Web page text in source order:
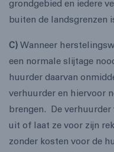
grondgebied en iedere
buiten de landsgrenzen
C) Wanneer
een normale slijtage
huurder daarvan
verhuurder en hiervoor
brengen. De
uit of laat ze voor zijn
zonder kosten voor de